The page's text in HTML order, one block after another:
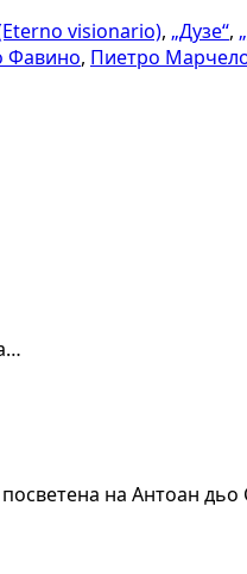
visionario), „Дузе“,
Фавино, Пиетро
на Антоан дьо